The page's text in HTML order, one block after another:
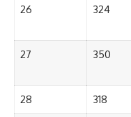
26 324
27 350
28 318